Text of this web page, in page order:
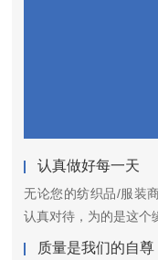
认真做好每一天
无论您的纺织品/服装
认真对待，为的是这个
质量是我们的自尊